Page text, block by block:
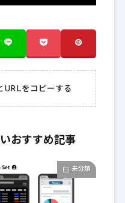
URLをコピーする
おすすめ記事
未分類